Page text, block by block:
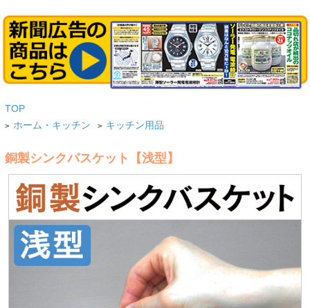
TOP
> ホーム・キッチン > キッチン用品
銅製シンクバスケット【浅型】